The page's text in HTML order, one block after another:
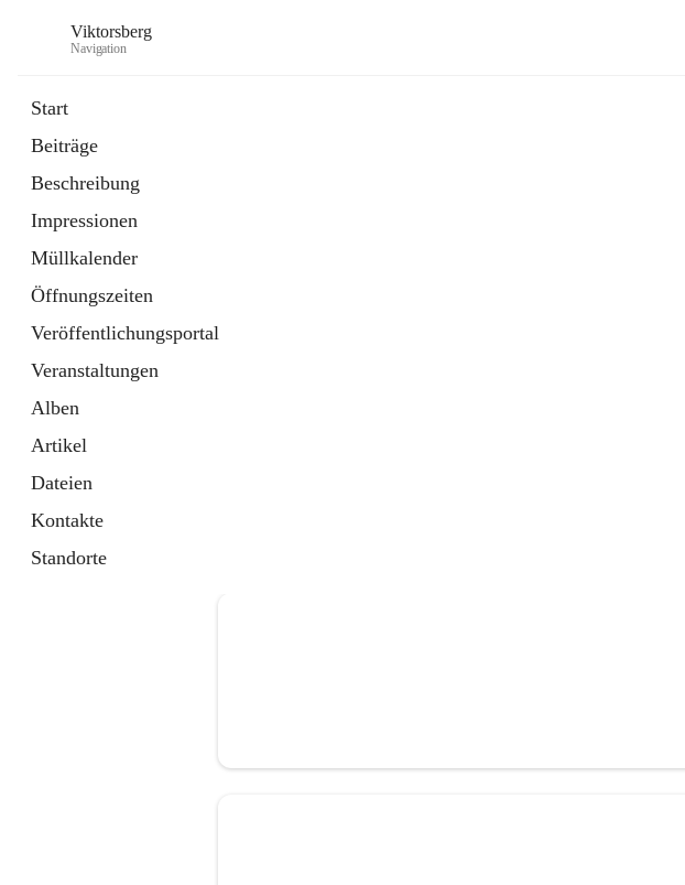
Viktorsberg
Navigation
Start
Beiträge
Beschreibung
Impressionen
Müllkalender
Öffnungszeiten
Veröffentlichungsportal
Veranstaltungen
Alben
Artikel
Dateien
Kontakte
Standorte